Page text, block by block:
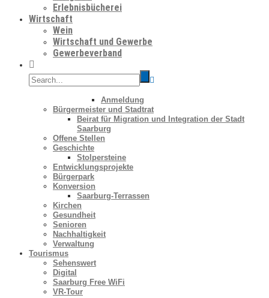
Erlebnisbücherei
Wirtschaft
Wein
Wirtschaft und Gewerbe
Gewerbeverband
Anmeldung
Bürgermeister und Stadtrat
Beirat für Migration und Integration der Stadt
Saarburg
Offene Stellen
Geschichte
Stolpersteine
Entwicklungsprojekte
Bürgerpark
Konversion
Saarburg-Terrassen
Kirchen
Gesundheit
Senioren
Nachhaltigkeit
Verwaltung
Tourismus
Sehenswert
Digital
Saarburg Free WiFi
VR-Tour